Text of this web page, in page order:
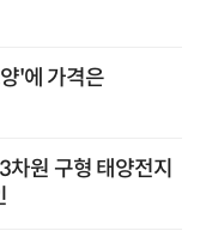
'에 가격은
차원 구형 태양전지